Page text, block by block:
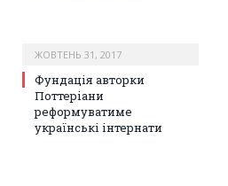
ЖОВТЕНЬ 31, 2017
Фундація авторки
Поттеріани
реформуватиме
українські інтернати